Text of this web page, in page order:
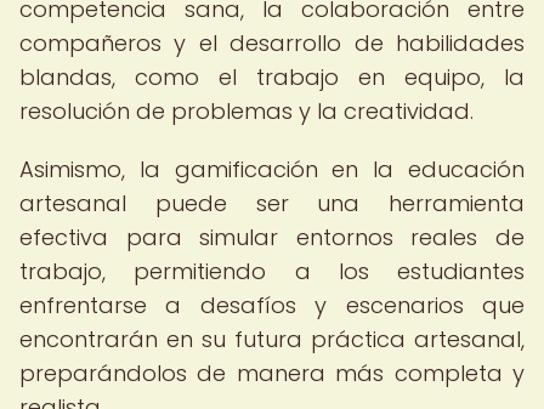
competencia sana, la colaboración entre
compañeros y el desarrollo de habilidades
blandas, como el trabajo en equipo, la
resolución de problemas y la creatividad.
Asimismo, la gamificación en la educación
artesanal puede ser una herramienta
efectiva para simular entornos reales de
trabajo, permitiendo a los estudiantes
enfrentarse a desafíos y escenarios que
encontrarán en su futura práctica artesanal,
preparándolos de manera más completa y